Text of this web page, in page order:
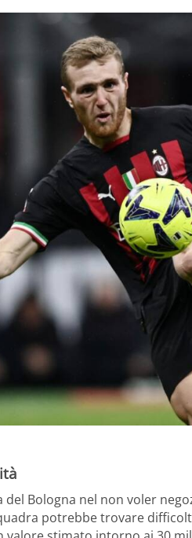
Bologna nel non voler
potrebbe trovare